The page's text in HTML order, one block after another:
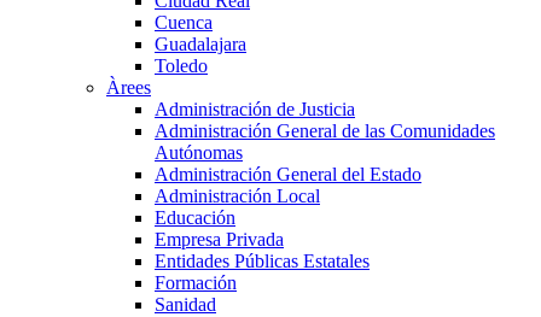
Cuenca
Guadalajara
Toledo
Àrees
Administración de Justicia
Administración General de las Comunidades
Autónomas
Administración General del Estado
Administración Local
Educación
Empresa Privada
Entidades Públicas Estatales
Formación
Sanidad